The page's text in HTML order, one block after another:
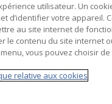
! Mais quelle
de passer à
avons
utilisateur. Un
d’identifier votre appareil.
au site internet de
le contenu du site internet
vous pouvez choisir de
relative aux cookies